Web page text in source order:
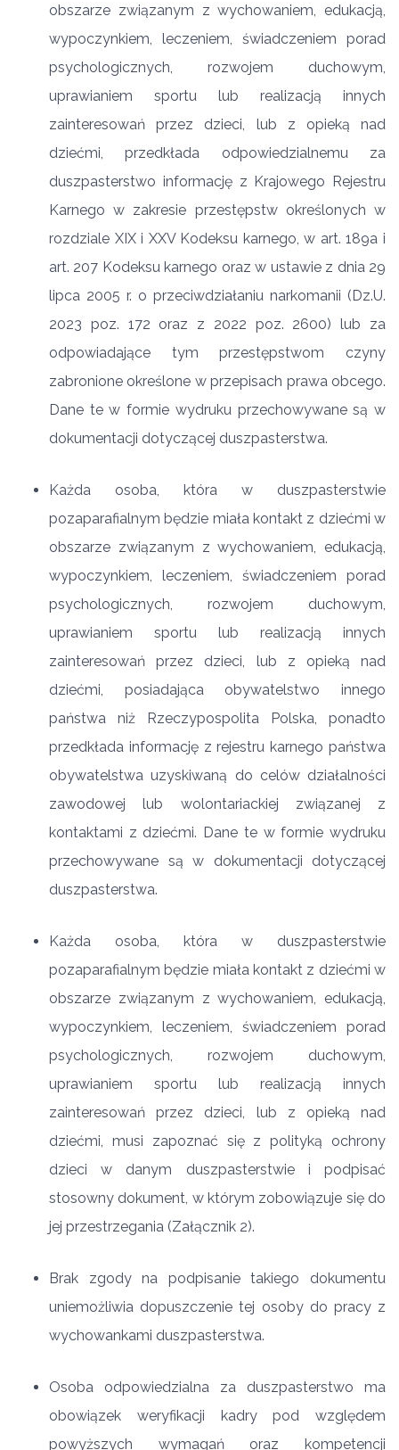
obszarze związanym z wychowaniem, edukacją,
wypoczynkiem, leczeniem, świadczeniem porad
psychologicznych, rozwojem duchowym,
uprawianiem sportu lub realizacją innych
zainteresowań przez dzieci, lub z opieką nad
dziećmi, przedkłada odpowiedzialnemu za
duszpasterstwo informację z Krajowego Rejestru
Karnego w zakresie przestępstw określonych w
rozdziale XIX i XXV Kodeksu karnego, w art. 189a i
art. 207 Kodeksu karnego oraz w ustawie z dnia 29
lipca 2005 r. o przeciwdziałaniu narkomanii (Dz.U.
2023 poz. 172 oraz z 2022 poz. 2600) lub za
odpowiadające tym przestępstwom czyny
zabronione określone w przepisach prawa obcego.
Dane te w formie wydruku przechowywane są w
dokumentacji dotyczącej duszpasterstwa.
Każda osoba, która w duszpasterstwie
pozaparafialnym będzie miała kontakt z dziećmi w
obszarze związanym z wychowaniem, edukacją,
wypoczynkiem, leczeniem, świadczeniem porad
psychologicznych, rozwojem duchowym,
uprawianiem sportu lub realizacją innych
zainteresowań przez dzieci, lub z opieką nad
dziećmi, posiadająca obywatelstwo innego
państwa niż Rzeczypospolita Polska, ponadto
przedkłada informację z rejestru karnego państwa
obywatelstwa uzyskiwaną do celów działalności
zawodowej lub wolontariackiej związanej z
kontaktami z dziećmi. Dane te w formie wydruku
przechowywane są w dokumentacji dotyczącej
duszpasterstwa.
Każda osoba, która w duszpasterstwie
pozaparafialnym będzie miała kontakt z dziećmi w
obszarze związanym z wychowaniem, edukacją,
wypoczynkiem, leczeniem, świadczeniem porad
psychologicznych, rozwojem duchowym,
uprawianiem sportu lub realizacją innych
zainteresowań przez dzieci, lub z opieką nad
dziećmi, musi zapoznać się z polityką ochrony
dzieci w danym duszpasterstwie i podpisać
stosowny dokument, w którym zobowiązuje się do
jej przestrzegania (Załącznik 2).
Brak zgody na podpisanie takiego dokumentu
uniemożliwia dopuszczenie tej osoby do pracy z
wychowankami duszpasterstwa.
Osoba odpowiedzialna za duszpasterstwo ma
obowiązek weryfikacji kadry pod względem
powyższych wymagań oraz kompetencji